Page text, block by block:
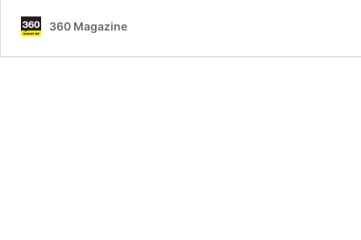
360 Magazine